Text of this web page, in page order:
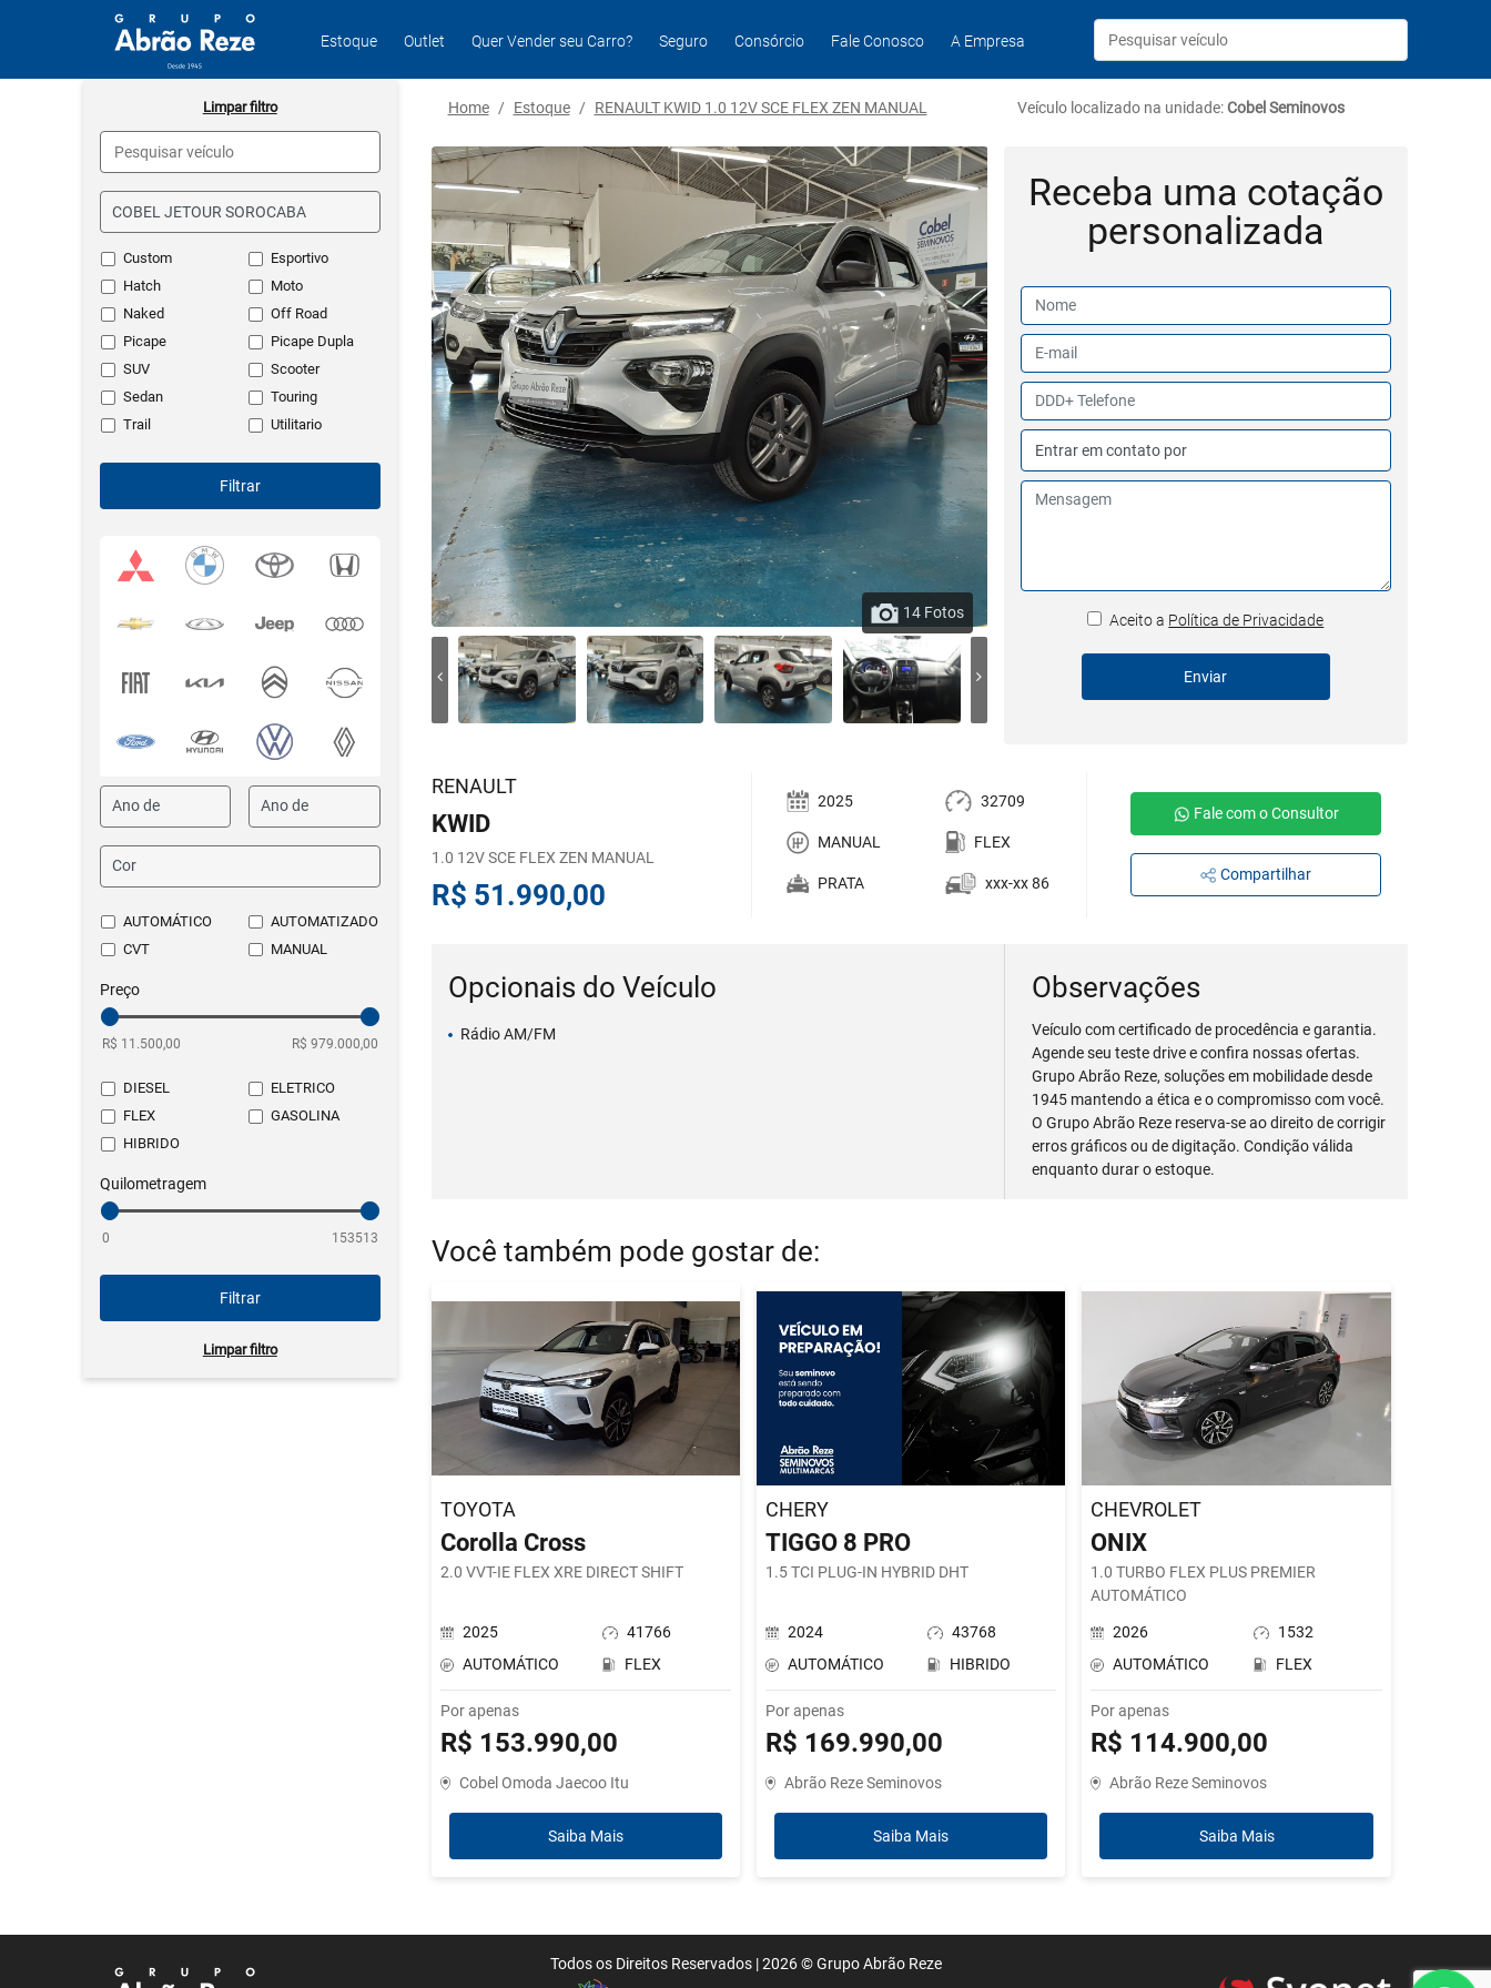
Estoque Outlet Quer Vender seu Carro? Seguro Consórcio Fale Conosco A Empresa
Limpar filtro
Custom
Esportivo
Hatch
Moto
Naked
Off Road
Picape
Picape Dupla
SUV
Scooter
Sedan
Touring
Trail
Utilitario
Filtrar
AUTOMÁTICO
AUTOMATIZADO
CVT
MANUAL
Preço
DIESEL
ELETRICO
FLEX
GASOLINA
HIBRIDO
Quilometragem
Filtrar
Limpar filtro
Home / Estoque / RENAULT KWID 1.0 12V SCE FLEX ZEN MANUAL Veículo localizado na unidade:Cobel Seminovos
14 Fotos
Receba uma cotação
personalizada
Aceito a Política de Privacidade
Enviar
RENAULT
KWID
1.0 12V SCE FLEX ZEN MANUAL
R$ 51.990,00
2025 32709
MANUAL FLEX
PRATA xxx-xx 86
Fale com o Consultor
Compartilhar
Opcionais do Veículo
Rádio AM/FM
Observações
Veículo com certificado de procedência e garantia.
Agende seu teste drive e confira nossas ofertas.
Grupo Abrão Reze, soluções em mobilidade desde
1945 mantendo a ética e o compromisso com você.
O Grupo Abrão Reze reserva-se ao direito de corrigir
erros gráficos ou de digitação. Condição válida
enquanto durar o estoque.
Você também pode gostar de:
TOYOTA
Corolla Cross
2.0 VVT-IE FLEX XRE DIRECT SHIFT
2025
41766
AUTOMÁTICO
FLEX
Por apenas
R$ 153.990,00
Cobel Omoda Jaecoo Itu
Saiba Mais
CHERY
TIGGO 8 PRO
1.5 TCI PLUG-IN HYBRID DHT
2024
43768
AUTOMÁTICO
HIBRIDO
Por apenas
R$ 169.990,00
Abrão Reze Seminovos
Saiba Mais
CHEVROLET
ONIX
1.0 TURBO FLEX PLUS PREMIER
AUTOMÁTICO
2026
1532
AUTOMÁTICO
FLEX
Por apenas
R$ 114.900,00
Abrão Reze Seminovos
Saiba Mais
Todos os Direitos Reservados |2026 © Grupo Abrão Reze